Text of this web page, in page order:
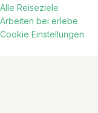
Alle Reiseziele
Arbeiten bei erlebe
Cookie Einstellungen